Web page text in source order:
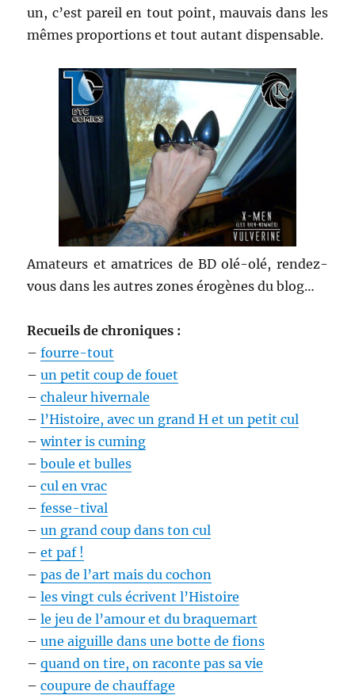
un, c’est pareil en tout point, mauvais dans les
mêmes proportions et tout autant dispensable.
Amateurs et amatrices de BD olé-olé, rendez-
vous dans les autres zones érogènes du blog…
Recueils de chroniques :
–fourre-tout
–un petit coup de fouet
–chaleur hivernale
–l’Histoire, avec un grand H et un petit cul
–winter is cuming
–boule et bulles
–cul en vrac
–fesse-tival
–un grand coup dans ton cul
–et paf !
–pas de l’art mais du cochon
–les vingt culs écrivent l’Histoire
–le jeu de l’amour et du braquemart
–une aiguille dans une botte de fions
–quand on tire, on raconte pas sa vie
–coupure de chauffage